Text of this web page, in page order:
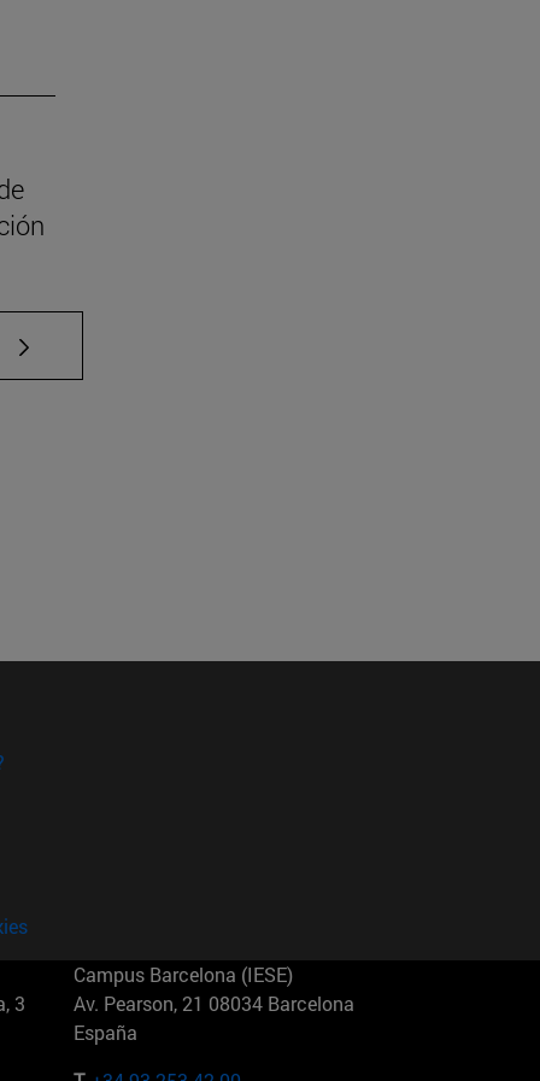
TAB para desplazarse.
3
Campus Barcelona (IESE)
Av. Pearson, 21 08034 Barcelona
España